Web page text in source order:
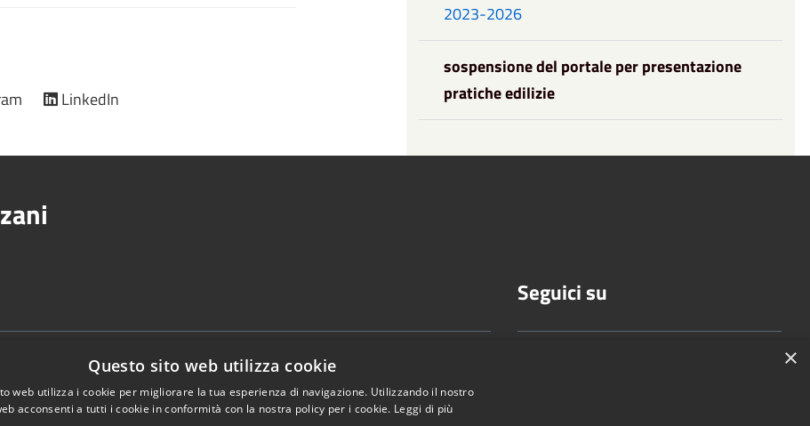
LinkedIn
2023-2026
sospensione del portale per presentazione
pratiche edilizie
Telefono:0521.669611
Fax:0521669669
Email:info@comune.sorbolomezzani.pr.it
Seguici su
×
Questo sito web utilizza cookie
web utilizza i cookie per migliorare la tua esperienza di navigazione. Utilizzando il nostro
acconsenti a tutti i cookie in conformità con la nostra policy per i cookie. Leggi di più